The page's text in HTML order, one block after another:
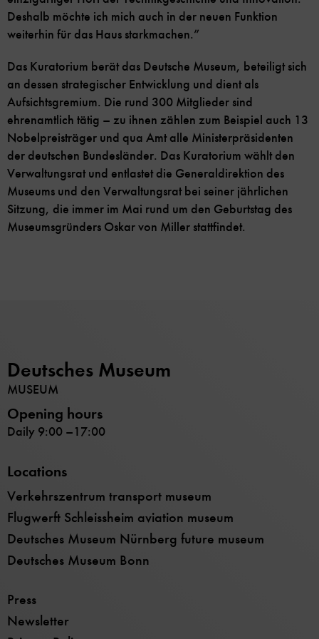
Deshalb möchte ich mich auch in der neuen Funktion
weiterhin für das Haus starkmachen.”
Das Kuratorium berät das Deutsche Museum, beteiligt sich
an dessen strategischer Entwicklung und dient als
Aufsichtsgremium. Die rund 300 Mitglieder sind
ehrenamtlich tätig – zu ihnen zählen zum Beispiel auch 13
Nobelpreisträger und qua Amt alle Ministerpräsidenten
der deutschen Bundesländer. Das Kuratorium wählt den
Verwaltungsrat und entlastet die Generaldirektion des
Museums und den Verwaltungsrat bei seiner jährlichen
Sitzung, die immer im Mai rund um den Geburtstag des
Museumsgründers Oskar von Miller stattfindet.
Deutsches Museum
MUSEUM
Opening hours
Daily 9:00 –17:00
Locations
Verkehrszentrum transport museum
Flugwerft Schleissheim aviation museum
Deutsches Museum Nürnberg future museum
Deutsches Museum Bonn
Press
Newsletter